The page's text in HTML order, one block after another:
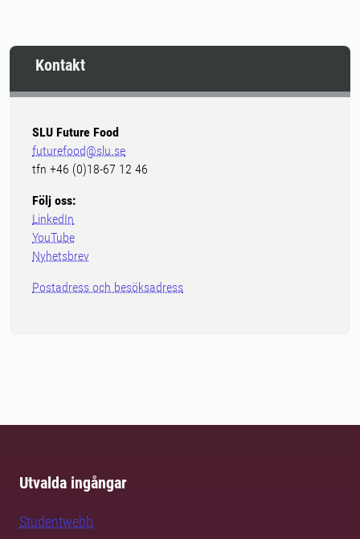
Kontakt
SLU Future Food
futurefood@slu.se
tfn +46 (0)18-67 12 46
Följ oss:
LinkedIn
YouTube
Nyhetsbrev
Postadress och besöksadress
Utvalda ingångar
Studentwebb